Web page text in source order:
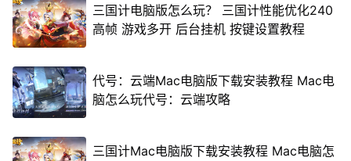
三国计电脑版怎么玩？ 三国计性能优化240
高帧 游戏多开 后台挂机 按键设置教程
代号：云端Mac电脑版下载安装教程 Mac电
脑怎么玩代号：云端攻略
三国计Mac电脑版下载安装教程 Mac电脑怎